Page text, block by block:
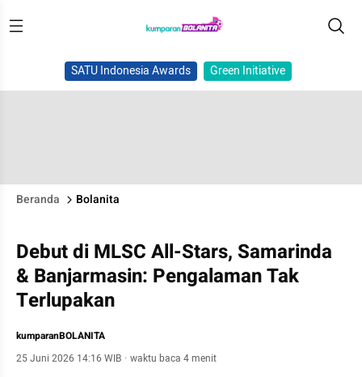
SATU Indonesia Awards Green Initiative
Beranda Bolanita
Debut di MLSC All-Stars, Samarinda
& Banjarmasin: Pengalaman Tak
Terlupakan
kumparanBOLANITA
25 Juni 2026 14:16 WIB · waktu baca 4 menit